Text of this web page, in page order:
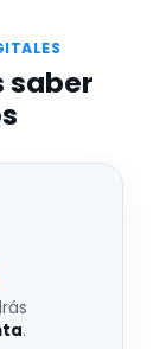
saber
.